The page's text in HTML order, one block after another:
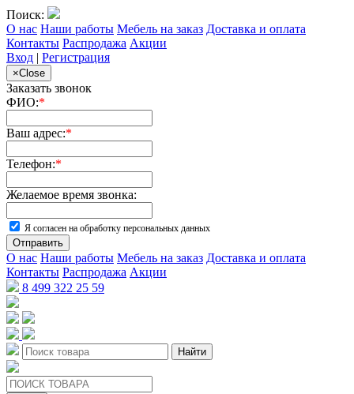
Поиск:
О нас Наши работы Мебель на заказ Доставка и оплата
Контакты Распродажа Акции
Вход | Регистрация
×Close
Заказать звонок
ФИО:*
Ваш адрес:*
Телефон:*
Желаемое время звонка:
Я согласен на обработку персональных данных
Отправить
О нас Наши работы Мебель на заказ Доставка и оплата
Контакты Распродажа Акции
8 499 322 25 59
Найти